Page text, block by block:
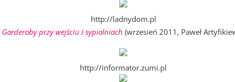
http://ladnydom.pl
Garderoby przy wejściu i sypialniach (wrzesień 2011, Paweł
http://informator.zumi.pl